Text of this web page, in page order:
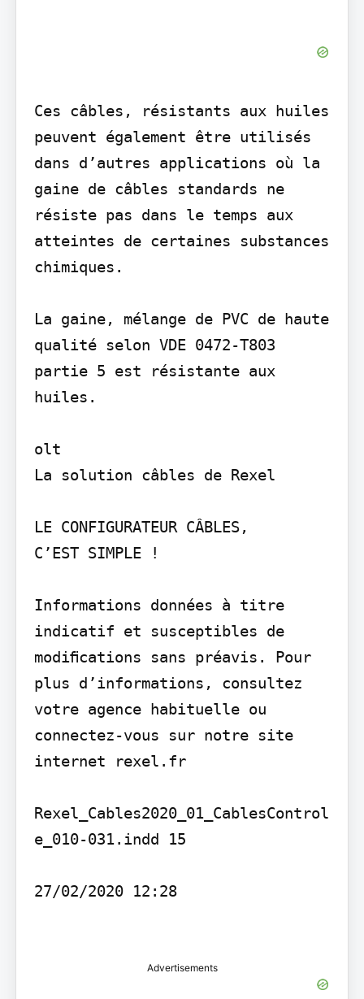
Ces câbles, résistants aux huiles
peuvent également être utilisés
dans d’autres applications où la
gaine de câbles standards ne
résiste pas dans le temps aux
atteintes de certaines substances
chimiques.
La gaine, mélange de PVC de haute
qualité selon VDE 0472-T803
partie 5 est résistante aux
huiles.
olt
La solution câbles de Rexel
LE CONFIGURATEUR CÂBLES,
C’EST SIMPLE !
Informations données à titre
indicatif et susceptibles de
modiﬁcations sans préavis. Pour
plus d’informations, consultez
votre agence habituelle ou
connectez-vous sur notre site
internet rexel.fr
Rexel_Cables2020_01_CablesControl
e_010-031.indd 15
27/02/2020 12:28
Advertisements